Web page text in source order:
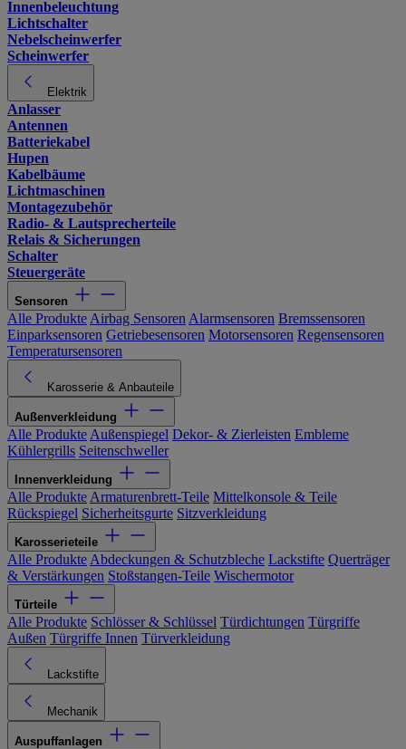
Innenbeleuchtung
Lichtschalter
Nebelscheinwerfer
Scheinwerfer
Elektrik
Anlasser
Antennen
Batteriekabel
Hupen
Kabelbäume
Lichtmaschinen
Montagezubehör
Radio- & Lautsprecherteile
Relais & Sicherungen
Schalter
Steuergeräte
Sensoren
Alle Produkte Airbag Sensoren Alarmsensoren Bremssensoren
Einparksensoren Getriebesensoren Motorsensoren Regensensoren
Temperatursensoren
Karosserie & Anbauteile
Außenverkleidung
Alle Produkte Außenspiegel Dekor- & Zierleisten Embleme
Kühlergrills Seitenschweller
Innenverkleidung
Alle Produkte Armaturenbrett-Teile Mittelkonsole & Teile
Rückspiegel Sicherheitsgurte Sitzverkleidung
Karosserieteile
Alle Produkte Abdeckungen & Schutzbleche Lackstifte Querträger
& Verstärkungen Stoßstangen-Teile Wischermotor
Türteile
Alle Produkte Schlösser & Schlüssel Türdichtungen Türgriffe
Außen Türgriffe Innen Türverkleidung
Lackstifte
Mechanik
Auspuffanlagen